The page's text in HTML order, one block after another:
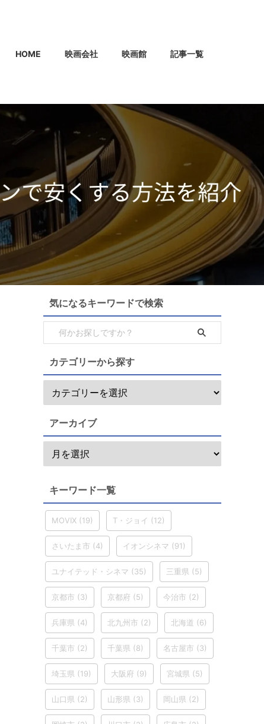
HOME 映画会社 映画館 記事一覧
気になるキーワードで検索
カテゴリーから探す
アーカイブ
キーワード一覧
MOVIX (19) T・ジョイ (12)
さいたま市 (4) イオンシネマ (91)
ユナイテッド・シネマ (35) 三重県 (5)
京都市 (3) 京都府 (5) 今治市 (2)
兵庫県 (4) 北九州市 (2) 北海道 (6)
千葉市 (2) 千葉県 (8) 名古屋市 (3)
埼玉県 (19) 大阪府 (9) 宮城県 (5)
山口県 (2) 山形県 (3) 岡山県 (2)